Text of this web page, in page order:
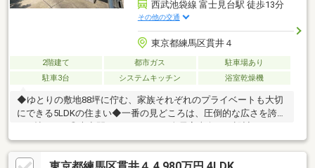
西武池袋線 富士見台駅 徒歩13分
その他の交通
東京都練馬区貫井４
2階建て 都市ガス
駐車場あり
駐車3台
システムキッチン 浴室乾燥機
◆ゆとりの敷地88坪に佇む、家族それぞれのプライベートも大切
にできる5LDKの住まい◆一番の見どころは、圧倒的な広さを誇る
り、隅々まで豊かな採光が行き渡ります♪リビングからフラットに
繋がるテラスは、休日のべランピングやリラックススペースに最